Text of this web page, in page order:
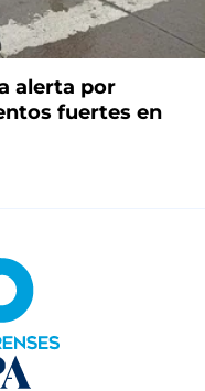
alerta por
fuertes en